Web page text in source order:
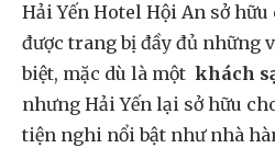
Hải Yến Hotel Hội An sở
được trang bị đầy đủ những
biệt, mặc dù là một khách
nhưng Hải Yến lại sở hữu
tiện nghi nổi bật như nhà